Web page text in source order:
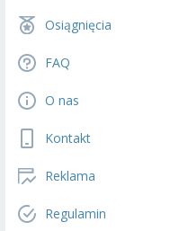
Osiągnięcia
FAQ
O nas
Kontakt
Reklama
Regulamin